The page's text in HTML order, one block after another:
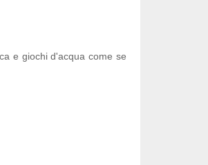
e giochi d'acqua come se